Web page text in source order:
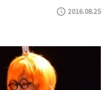
2016.08.25